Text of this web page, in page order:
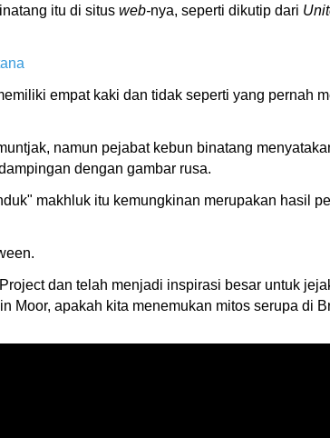
itu di situs web-nya, seperti dikutip dari
empat kaki dan tidak seperti yang pernah
namun pejabat kebun binatang
dengan gambar rusa.
makhluk itu kemungkinan merupakan hasil
dan telah menjadi inspirasi besar untuk
Moor, apakah kita menemukan mitos serupa di